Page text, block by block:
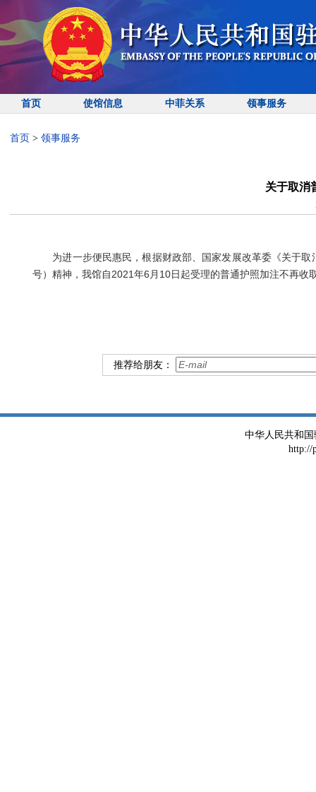
首页 使馆信息 中菲关系 领事服务
首页 > 领事服务
关于取消
为进一步便民惠民，根据财政部、国家发展改革委《关于取
号）精神，我馆自2021年6月10日起受理的普通护照加注不再收
推荐给朋友：
中华人民共和
http://